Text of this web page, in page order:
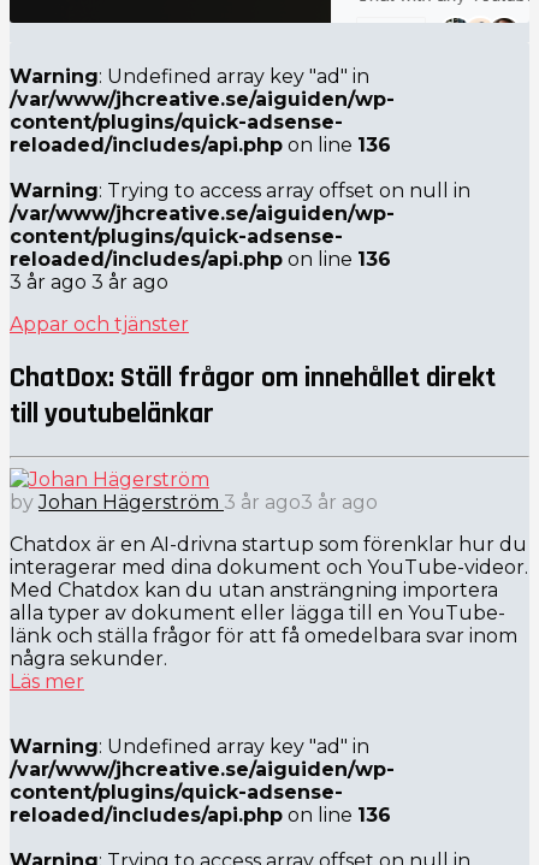
Warning: Undefined array key "ad" in
/var/www/jhcreative.se/aiguiden/wp-
content/plugins/quick-adsense-
reloaded/includes/api.php on line 136
Warning: Trying to access array offset on null in
/var/www/jhcreative.se/aiguiden/wp-
content/plugins/quick-adsense-
reloaded/includes/api.php on line 136
3 år ago 3 år ago
Appar och tjänster
ChatDox: Ställ frågor om innehållet direkt
till youtubelänkar
by Johan Hägerström 3 år ago3 år ago
Chatdox är en AI-drivna startup som förenklar hur du
interagerar med dina dokument och YouTube-videor.
Med Chatdox kan du utan ansträngning importera
alla typer av dokument eller lägga till en YouTube-
länk och ställa frågor för att få omedelbara svar inom
några sekunder.
Läs mer
Warning: Undefined array key "ad" in
/var/www/jhcreative.se/aiguiden/wp-
content/plugins/quick-adsense-
reloaded/includes/api.php on line 136
Warning: Trying to access array offset on null in